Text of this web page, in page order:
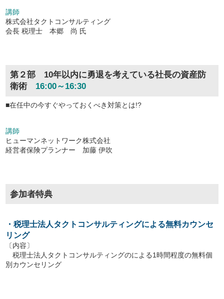
講師
株式会社タクトコンサルティング
会長 税理士 本郷 尚 氏
第２部 10年以内に勇退を考えている社長の資産防
衛術 16:00～16:30
■在任中の今すぐやっておくべき対策とは!?
講師
ヒューマンネットワーク株式会社
経営者保険プランナー 加藤 伊吹
参加者特典
・税理士法人タクトコンサルティングによる無料カウンセ
リング
〔内容〕
税理士法人タクトコンサルティングのによる1時間程度の無料個
別カウンセリング